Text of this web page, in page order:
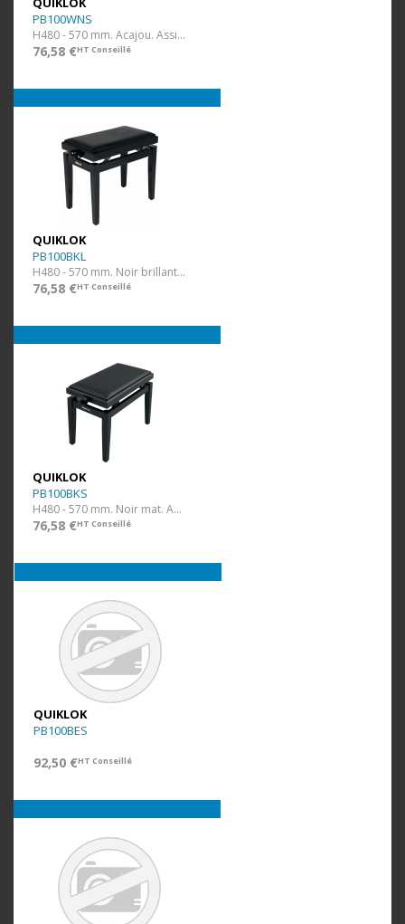
PB100WNS
H480 - 570 mm. Acajou. Assise Simili.
76,58 €HT Conseillé
QUIKLOK
PB100BKL
H480 - 570 mm. Noir brillant. Assise Simili.
76,58 €HT Conseillé
QUIKLOK
PB100BKS
H480 - 570 mm. Noir mat. Assise Simili.
76,58 €HT Conseillé
QUIKLOK
PB100BES
92,50 €HT Conseillé